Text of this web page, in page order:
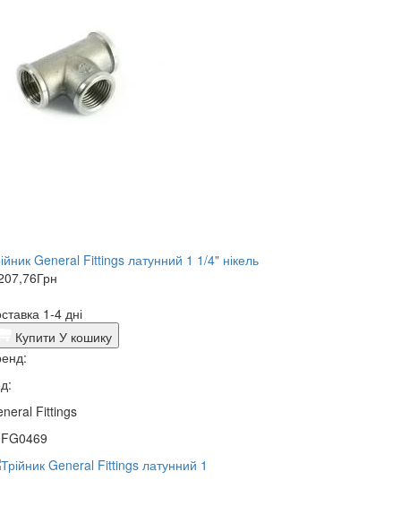
General Fittings латунний 1 1/4" нікель
Грн
1-4 дні
Купити У кошику
Fittings